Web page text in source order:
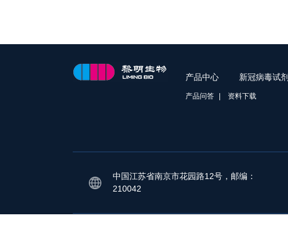
产品中心 新冠病毒试剂
产品问答 资料下载
中国江苏省南京市花园路12号，邮编：
210042